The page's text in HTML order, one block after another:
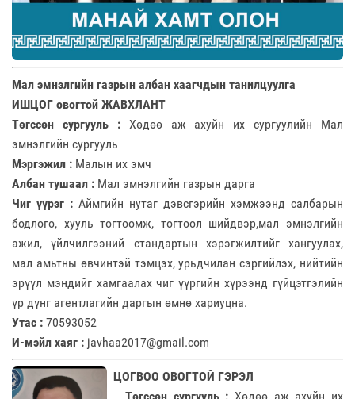
Мал эмнэлгийн газрын албан хаагчдын танилцуулга
ИШЦОГ овогтой ЖАВХЛАНТ
Төгссөн сургууль :Хөдөө аж ахуйн их сургуулийн Мал
эмнэлгийн сургууль
Мэргэжил : Малын их эмч
Албан тушаал : Мал эмнэлгийн газрын дарга
Чиг үүрэг : Аймгийн нутаг дэвсгэрийн хэмжээнд салбарын
бодлого, хууль тогтоомж, тогтоол шийдвэр,мал эмнэлгийн
ажил, үйлчилгээний стандартын хэрэгжилтийг хангуулах,
мал амьтны өвчинтэй тэмцэх, урьдчилан сэргийлэх, нийтийн
эрүүл мэндийг хамгаалах чиг үүргийн хүрээнд гүйцэтгэлийн
үр дүнг агентлагийн даргын өмнө хариуцна.
Утас : 70593052
И-мэйл хаяг : javhaa2017@gmail.com
ЦОГВОО ОВОГТОЙ ГЭРЭЛ
Төгссөн сургууль : Хөдөө аж ахуйн их